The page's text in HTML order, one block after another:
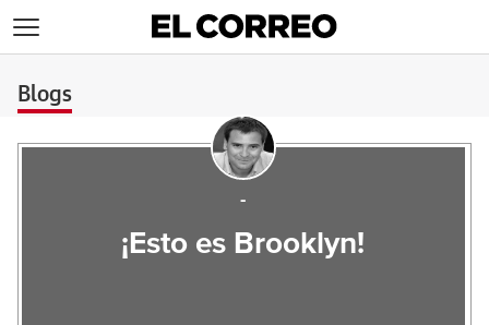
Blogs
-
¡Esto es Brooklyn!